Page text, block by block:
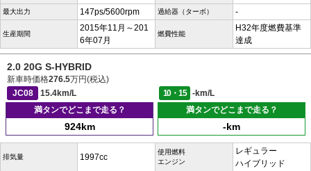
最大出力 147ps/5600rpm 過給器（ターボ） -
生産期間
2015年11月～201
6年07月
燃費性能
H32年度燃費基準
達成
2.0 20G S-HYBRID
新車時価格276.5万円(税込)
JC08
15.4km/L 10・15
-km/L
満タンでどこまで走る？
924km
満タンでどこまで走る？
-km
排気量 1997cc
使用燃料
エンジン
レギュラー
ハイブリッド